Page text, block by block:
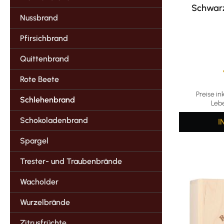
Nussbrand
Pfirsichbrand
Quittenbrand
Rote Beete
Schlehenbrand
Schokoladenbrand
Spargel
Trester- und Traubenbrände
Wacholder
Wurzelbrände
Preise